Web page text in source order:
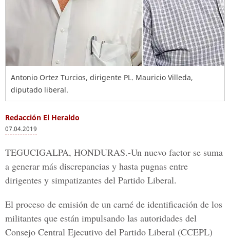
Antonio Ortez Turcios, dirigente PL. Mauricio Villeda,
diputado liberal.
Redacción El Heraldo
07.04.2019
TEGUCIGALPA, HONDURAS.-Un nuevo factor se suma
a generar más discrepancias y hasta pugnas entre
dirigentes y simpatizantes del Partido Liberal.
El proceso de emisión de un carné de identificación de los
militantes que están impulsando las autoridades del
Consejo Central Ejecutivo del Partido Liberal (CCEPL)